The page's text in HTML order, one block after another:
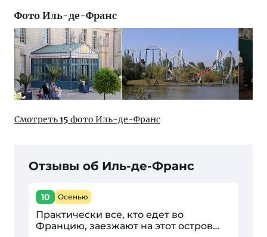
Фото Иль-де-Франс
Смотреть15 фото Иль-де-Франс
Отзывы об Иль-де-Франс
10 Осенью
Практически все, кто едет во
Францию, заезжают на этот остров